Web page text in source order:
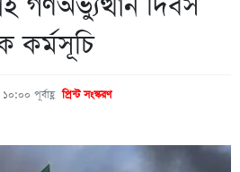
কর্মসূচি
পূর্বাহ্ণপ্রিন্ট সংস্করণ